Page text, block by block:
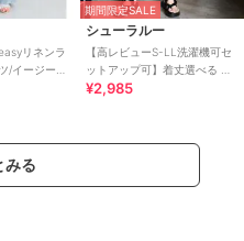
リネンラ
/イージーケ
ットアップ
期間限定SALE
シューラルー
【高レビューS-LL洗濯機可セ
ットアップ可】着丈選べる 軽
凛(かろりん) ひんやりフラップ
¥2,985
みる